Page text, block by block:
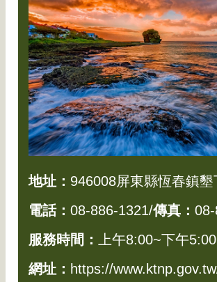
地址： 946008屏東縣恆春鎮
電話： 08-886-1321/傳真：
服務時間：
上午8:00~下午5:00
網址： https://